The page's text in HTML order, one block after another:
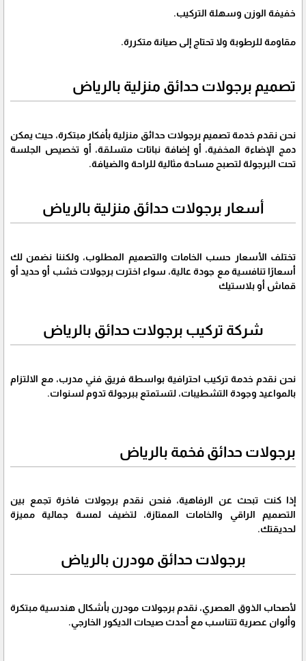
خفيفة الوزن وسهلة التركيب.
مقاومة للرطوبة ولا تحتاج إلى صيانة متكررة.
تصميم برجولات حدائق منزلية بالرياض
نحن نقدم خدمة تصميم برجولات حدائق منزلية بأفكار مبتكرة، حيث يمكن
دمج الإضاءة المخفية، أو إضافة نباتات متسلقة، أو تخصيص الجلسة
تحت البرجولة لتصبح مساحة مثالية للراحة والضيافة.
أسعار برجولات حدائق منزلية بالرياض
تختلف الأسعار حسب الخامات والتصميم المطلوب، ولكننا نضمن لك
أسعارًا تنافسية مع جودة عالية، سواء اخترت برجولات خشب أو حديد أو
قماش أو بلاستيك
شركة تركيب برجولات حدائق بالرياض
نحن نقدم خدمة تركيب احترافية بواسطة فريق فني مدرب، مع الالتزام
بالمواعيد وجودة التشطيبات، لتستمتع ببرجولة تدوم لسنوات.
برجولات حدائق فخمة بالرياض
إذا كنت تبحث عن الرفاهية، فنحن نقدم برجولات فاخرة تجمع بين
التصميم الراقي والخامات الممتازة، لتضيف لمسة جمالية مميزة
لحديقتك.
برجولات حدائق مودرن بالرياض
لأصحاب الذوق العصري، نقدم برجولات مودرن بأشكال هندسية مبتكرة
وألوان عصرية تتناسب مع أحدث صيحات الديكور الخارجي.